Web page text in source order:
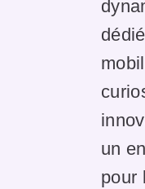
un
pour